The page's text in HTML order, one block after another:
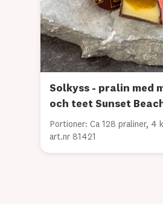
Solkyss - pralin med
och teet Sunset
Portioner: Ca 128 praliner, 4
art.nr 81421